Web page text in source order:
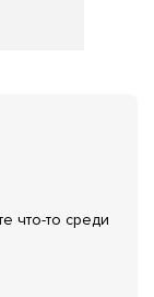
что-то среди